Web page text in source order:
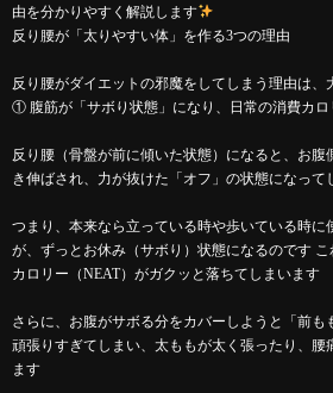
由を分かりやすく解説します
反り腰が「太りやすい体」を作る3つの理由
反り腰がダイエットの邪魔をしてしまう理由は、
① 腹筋が「サボり状態」になり、日常の消費カロ
反り腰（骨盤が前に傾いた状態）になると、お腹
き伸ばされ、力が抜けた「オフ」の状態になって
つまり、本来なら立っている時や歩いている時に
が、ずっとお休み（サボり）状態になるのです
カロリー（NEAT）がガクッと落ちてしまいます
さらに、お腹がサボる分をカバーしようと「前
頑張りすぎてしまい、太ももが太く張ったり、腰
ます